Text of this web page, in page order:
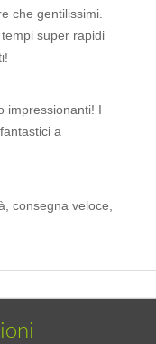
che gentilissimi.
super rapidi
impressionanti! I
a
consegna veloce,